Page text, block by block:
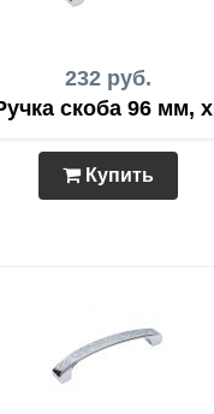
232 руб.
скоба 96 мм,
Купить